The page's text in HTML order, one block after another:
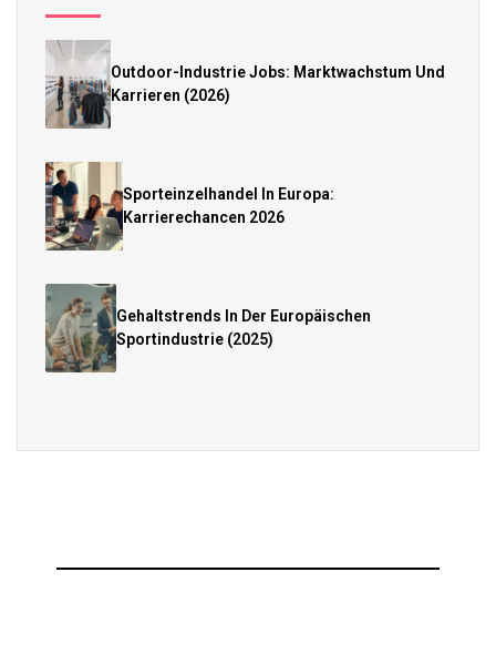
Outdoor-Industrie Jobs: Marktwachstum Und
Karrieren (2026)
Sporteinzelhandel In Europa:
Karrierechancen 2026
Gehaltstrends In Der Europäischen
Sportindustrie (2025)